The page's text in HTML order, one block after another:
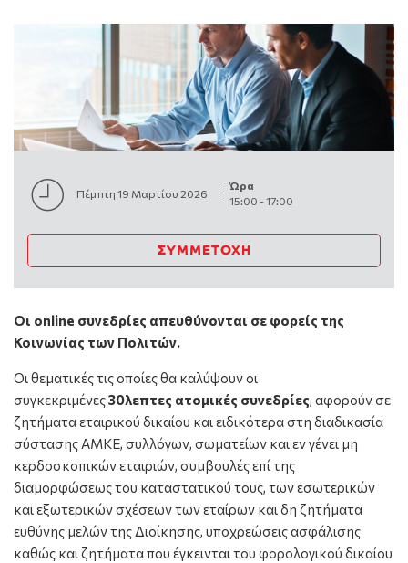
Πέμπτη 19 Μαρτίου 2026
Ώρα
15:00 -17:00
ΣΥΜΜΕΤΟΧΉ
Οι online συνεδρίες απευθύνονται σε φορείς της
Κοινωνίας των Πολιτών.
Οι θεματικές τις οποίες θα καλύψουν οι
συγκεκριμένες30λεπτες ατομικές συνεδρίες, αφορούν σε
ζητήματα εταιρικού δικαίου και ειδικότερα στη διαδικασία
σύστασης ΑΜΚΕ, συλλόγων, σωματείων και εν γένει μη
κερδοσκοπικών εταιριών, συμβουλές επί της
διαμορφώσεως του καταστατικού τους, των εσωτερικών
και εξωτερικών σχέσεων των εταίρων και δη ζητήματα
ευθύνης μελών της Διοίκησης, υποχρεώσεις ασφάλισης
καθώς και ζητήματα που έγκεινται του φορολογικού δικαίου